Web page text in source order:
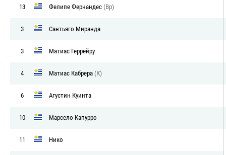
13 Фелипе Фернандес (Вр)
3 Сантьяго Миранда
3 Матиас Геррейру
4 Матиас Кабрера (К)
6 Агустин Куинта
10 Марсело Капурро
11 Нико